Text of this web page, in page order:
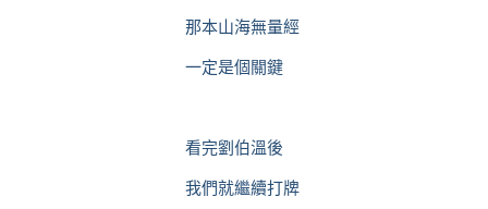
那本山海無量經
一定是個關鍵
看完劉伯溫後
我們就繼續打牌